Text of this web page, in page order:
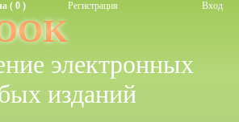
( 0 ) Регистрация Вход
электронных
изданий